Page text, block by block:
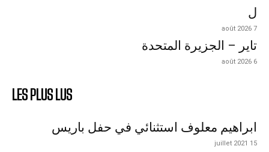
ل
7 août 2026
تاير – الجزيرة المتحدة
6 août 2026
LES PLUS LUS
ابراهيم معلوف استثنائي في حفل باريس
15 juillet 2021